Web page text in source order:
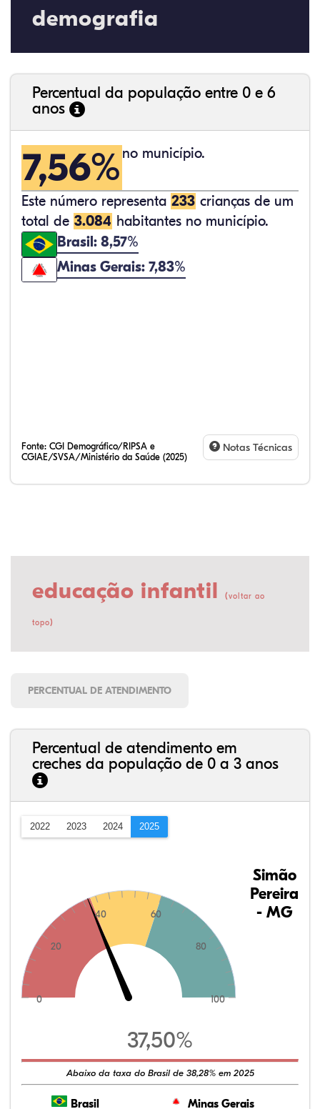
demografia
Percentual da população entre 0 e 6
anos
7,56% no município.
Este número representa 233 crianças de um
total de 3.084 habitantes no município.
Brasil: 8,57%
Minas Gerais: 7,83%
Fonte: CGI Demográfico/RIPSA e
CGIAE/SVSA/Ministério da Saúde (2025)
Notas Técnicas
educação infantil (voltar ao
topo)
PERCENTUAL DE ATENDIMENTO
Percentual de atendimento em
creches da população de 0 a 3 anos
2022 2023 2024 2025
0
20
40 60
80
100
Simão
Pereira
- MG
37,50%
Abaixo da taxa do Brasil de 38,28% em 2025
Brasil Minas Gerais